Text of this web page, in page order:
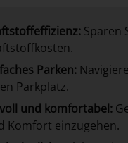
Sparen
Parken:
Parkplatz.
und komfortabel:
Komfort einzugehen.